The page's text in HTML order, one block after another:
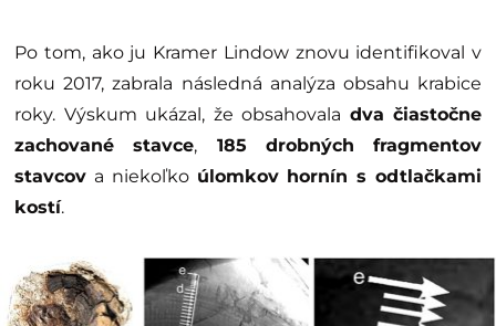
Po tom, ako ju Kramer Lindow znovu identifikoval v
roku 2017, zabrala následná analýza obsahu krabice
roky. Výskum ukázal, že obsahovala dva čiastočne
zachované stavce, 185 drobných fragmentov
stavcov a niekoľko úlomkov hornín s odtlačkami
kostí.